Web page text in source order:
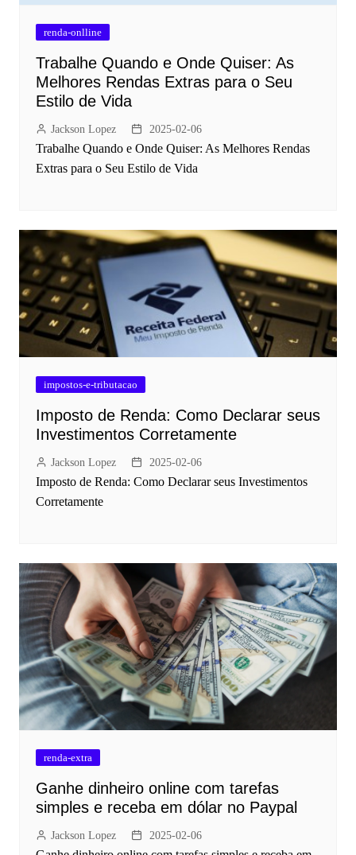
renda-onlline
Trabalhe Quando e Onde Quiser: As
Melhores Rendas Extras para o Seu
Estilo de Vida
Jackson Lopez 2025-02-06
Trabalhe Quando e Onde Quiser: As Melhores Rendas
Extras para o Seu Estilo de Vida
impostos-e-tributacao
Imposto de Renda: Como Declarar seus
Investimentos Corretamente
Jackson Lopez 2025-02-06
Imposto de Renda: Como Declarar seus Investimentos
Corretamente
renda-extra
Ganhe dinheiro online com tarefas
simples e receba em dólar no Paypal
Jackson Lopez 2025-02-06